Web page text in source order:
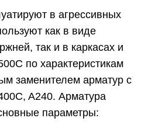
в агрессивных
как в виде
так и в каркасах и
по характеристикам
заменителем арматур с
A240. Арматура
параметры: